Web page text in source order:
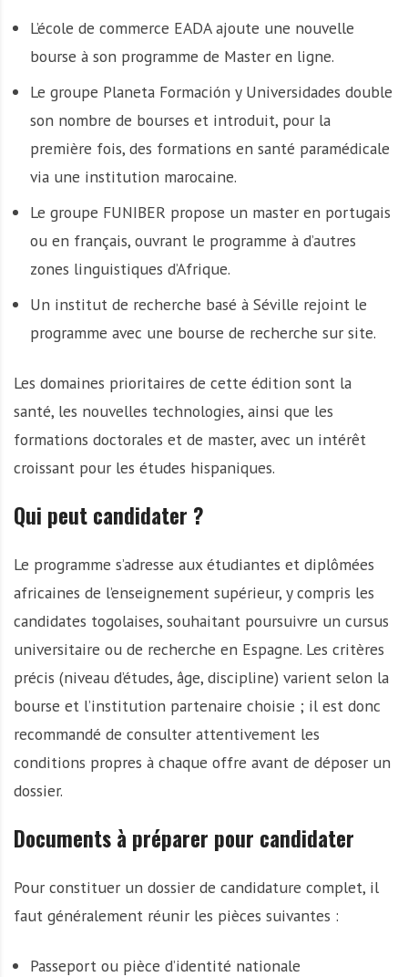
L’école de commerce EADA ajoute une nouvelle
bourse à son programme de Master en ligne.
Le groupe Planeta Formación y Universidades double
son nombre de bourses et introduit, pour la
première fois, des formations en santé paramédicale
via une institution marocaine.
Le groupe FUNIBER propose un master en portugais
ou en français, ouvrant le programme à d’autres
zones linguistiques d’Afrique.
Un institut de recherche basé à Séville rejoint le
programme avec une bourse de recherche sur site.
Les domaines prioritaires de cette édition sont la
santé, les nouvelles technologies, ainsi que les
formations doctorales et de master, avec un intérêt
croissant pour les études hispaniques.
Qui peut candidater ?
Le programme s’adresse aux étudiantes et diplômées
africaines de l’enseignement supérieur, y compris les
candidates togolaises, souhaitant poursuivre un cursus
universitaire ou de recherche en Espagne. Les critères
précis (niveau d’études, âge, discipline) varient selon la
bourse et l’institution partenaire choisie ; il est donc
recommandé de consulter attentivement les
conditions propres à chaque offre avant de déposer un
dossier.
Documents à préparer pour candidater
Pour constituer un dossier de candidature complet, il
faut généralement réunir les pièces suivantes :
Passeport ou pièce d’identité nationale